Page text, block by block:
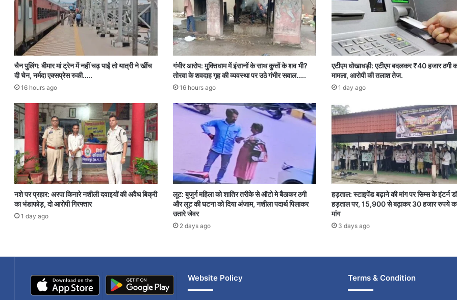
चैन पुलिंग: बीमार मां ट्रेन में नहीं चढ़ पाईं तो यात्री ने खींच
दी चेन, नर्मदा एक्सप्रेस रुकी…..
16 hours ago
गंभीर आरोप: मुक्तिधाम में इंसानों के साथ कुत्तों के शव भी?
तोरवा के शवदाह गृह की व्यवस्था पर उठे गंभीर सवाल…..
16 hours ago
एटीएम धोखाधड़ी: एटीएम बदलकर ₹40 हजार ठगी
मामला, आरोपी की तलाश तेज.
1 day ago
नशे पर प्रहार: अरपा किनारे नशीली दवाइयों की अवैध बिक्री
का भंडाफोड़, दो आरोपी गिरफ्तार
1 day ago
लूट: बुजुर्ग महिला को शातिर तरीके से ऑटो मे बैठाकर ठगी
और लूट की घटना को दिया अंजाम, नशीला पदार्थ पिलाकर
उतारे जेवर
2 days ago
हड़ताल: स्टाइपेंड बढ़ाने की मांग पर सिम्स के इंटर्न
हड़ताल पर, 15,900 से बढ़ाकर 30 हजार रुपये
मांग
3 days ago
Website Policy Terms & Condition